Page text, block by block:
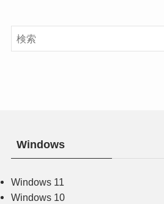
Windows
Windows 11
Windows 10